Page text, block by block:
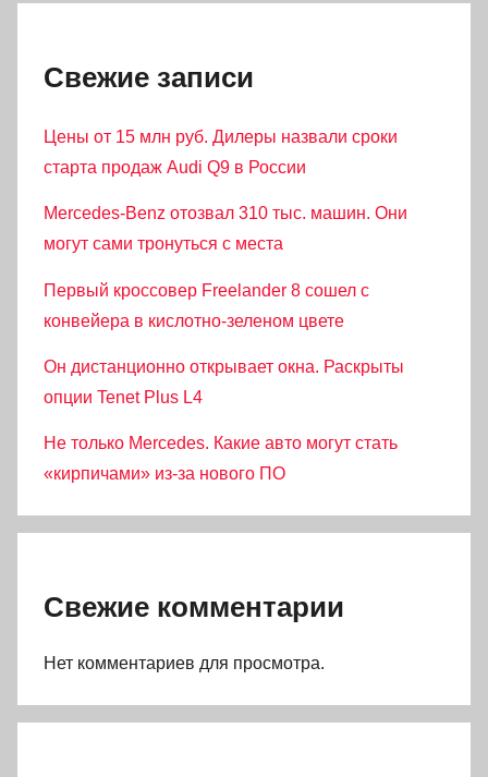
Свежие записи
Цены от 15 млн руб. Дилеры назвали сроки
старта продаж Audi Q9 в России
Mercedes-Benz отозвал 310 тыс. машин. Они
могут сами тронуться с места
Первый кроссовер Freelander 8 сошел с
конвейера в кислотно-зеленом цвете
Он дистанционно открывает окна. Раскрыты
опции Tenet Plus L4
Не только Mercedes. Какие авто могут стать
«кирпичами» из-за нового ПО
Свежие комментарии
Нет комментариев для просмотра.